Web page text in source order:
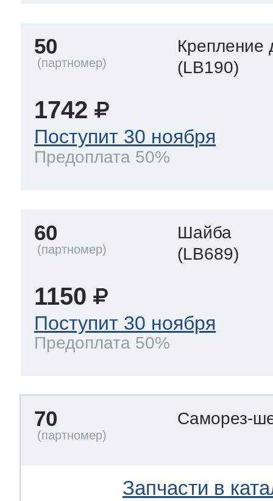
50
Крепление
(LB190)
1742
Поступит 30 ноября
Предоплата 50%
60
Шайба
(LB689)
1150
Поступит 30 ноября
Предоплата 50%
70 Саморез-
Запчасти в